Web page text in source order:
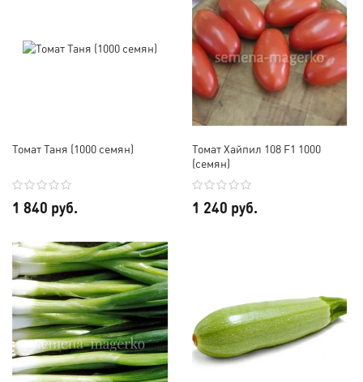
Томат Таня (1000 семян)
1 840 руб.
Томат Хайпил 108 F1 1000
(семян)
1 240 руб.